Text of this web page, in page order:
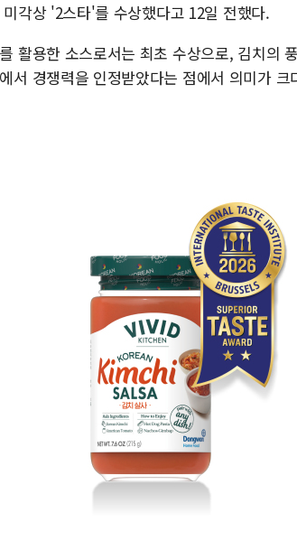
각상 '2스타'를 수상했다고 12일 전했다.
활용한 소스로서는 최초 수상으로, 김치의
서 경쟁력을 인정받았다는 점에서 의미가 크